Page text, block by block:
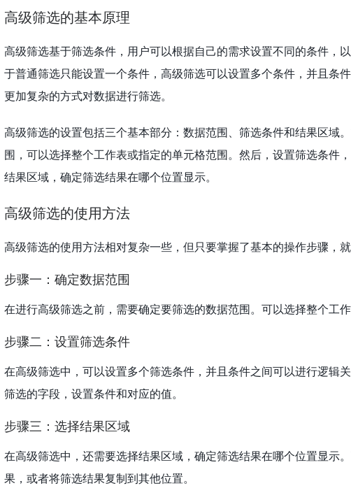
高级筛选的基本原理
高级筛选基于筛选条件，用户可以根据自己的需求设置不同的条件，
于普通筛选只能设置一个条件，高级筛选可以设置多个条件，并且条
更加复杂的方式对数据进行筛选。
高级筛选的设置包括三个基本部分：数据范围、筛选条件和结果区域
围，可以选择整个工作表或指定的单元格范围。然后，设置筛选条件
结果区域，确定筛选结果在哪个位置显示。
高级筛选的使用方法
高级筛选的使用方法相对复杂一些，但只要掌握了基本的操作步骤，
步骤一：确定数据范围
在进行高级筛选之前，需要确定要筛选的数据范围。可以选择整个工
步骤二：设置筛选条件
在高级筛选中，可以设置多个筛选条件，并且条件之间可以进行逻辑
筛选的字段，设置条件和对应的值。
步骤三：选择结果区域
在高级筛选中，还需要选择结果区域，确定筛选结果在哪个位置显示
果，或者将筛选结果复制到其他位置。